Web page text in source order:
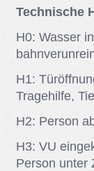
Technische
H0: Was­ser
H1:
Tra­ge­hil­fe,
H2: Per­son
H3: VU
Per­son un­ter